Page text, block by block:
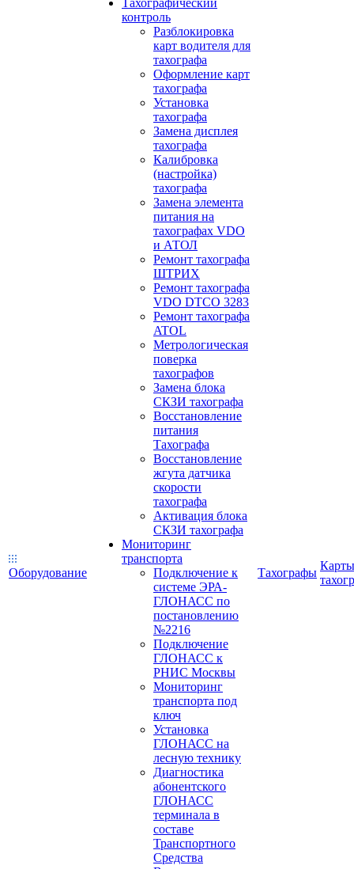
Оборудование
Тахографический
контроль
Разблокировка
карт водителя для
тахографа
Оформление карт
тахографа
Установка
тахографа
Замена дисплея
тахографа
Калибровка
(настройка)
тахографа
Замена элемента
питания на
тахографах VDO
и АТОЛ
Ремонт тахографа
ШТРИХ
Ремонт тахографа
VDO DTCO 3283
Ремонт тахографа
ATOL
Метрологическая
поверка
тахографов
Замена блока
СКЗИ тахографа
Восстановление
питания
Тахографа
Восстановление
жгута датчика
скорости
тахографа
Активация блока
СКЗИ тахографа
Мониторинг
транспорта
Подключение к
системе ЭРА-
ГЛОНАСС по
постановлению
№2216
Подключение
ГЛОНАСС к
РНИС Москвы
Мониторинг
транспорта под
ключ
Установка
ГЛОНАСС на
лесную технику
Диагностика
абонентского
ГЛОНАСС
терминала в
составе
Транспортного
Средства
Тахографы
Карты